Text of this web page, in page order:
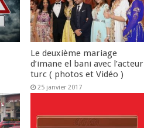
Le deuxième mariage
d’imane el bani avec l’acteur
turc ( photos et Vidéo )
25 janvier 2017